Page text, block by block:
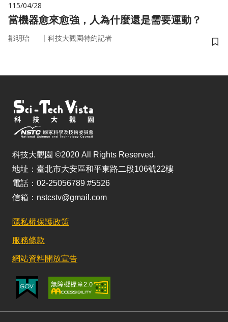
115/04/28
當機器愈來愈強，人為什麼還是需要運動？
鄒明珆 ｜ 科技大觀園特約記者
儲
科技大觀園 ©2020 All Rights Reserved.
地址：臺北市大安區和平東路二段106號22樓
電話：02-25056789 #5526
信箱：nstcstv@gmail.com
隱私權保護政策
服務條款
網站資料開放宣告